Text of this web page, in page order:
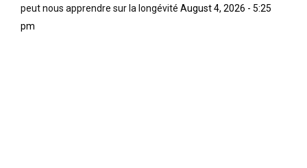
peut nous apprendre sur la longévité August 4, 2026 - 5:25
pm